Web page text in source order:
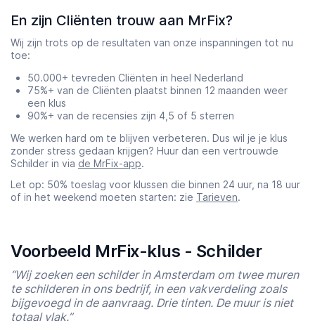
En zijn Cliënten trouw aan MrFix?
Wij zijn trots op de resultaten van onze inspanningen tot nu
toe:
50.000+ tevreden Cliënten in heel Nederland
75%+ van de Cliënten plaatst binnen 12 maanden weer
een klus
90%+ van de recensies zijn 4,5 of 5 sterren
We werken hard om te blijven verbeteren. Dus wil je je klus
zonder stress gedaan krijgen? Huur dan een vertrouwde
Schilder in via de MrFix-app.
Let op: 50% toeslag voor klussen die binnen 24 uur, na 18 uur
of in het weekend moeten starten: zie Tarieven.
Voorbeeld MrFix-klus - Schilder
“Wij zoeken een schilder in Amsterdam om twee muren
te schilderen in ons bedrijf, in een vakverdeling zoals
bijgevoegd in de aanvraag. Drie tinten. De muur is niet
totaal vlak.”